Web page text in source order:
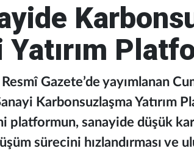
Yatırım
Gazete’de yayımlanan
Karbonsuzlaşma Yatırım
platformun, sanayide düşük
sürecini hızlandırması ve